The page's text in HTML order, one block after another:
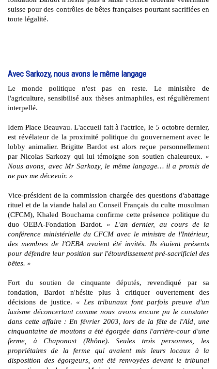
suisse pour des contrôles de bêtes françaises pourtant sacrifiées en
toute légalité.
Avec Sarkozy, nous avons le même langage
Le monde politique n'est pas en reste. Le ministère de
l'agriculture, sensibilisé aux thèses animaphiles, est régulièrement
interpellé.
Idem Place Beauvau. L'accueil fait à l'actrice, le 5 octobre dernier,
est révélateur de la proximité politique du gouvernement avec le
lobby animalier. Brigitte Bardot est alors reçue personnellement
par Nicolas Sarkozy qui lui témoigne son soutien chaleureux. «
Nous avons, avec Mr Sarkozy, le même langage… il a promis de
ne pas me décevoir. »
Vice-président de la commission chargée des questions d'abattage
rituel et de la viande halal au Conseil Français du culte musulman
(CFCM), Khaled Bouchama confirme cette présence politique du
duo OEBA-Fondation Bardot.« L'an dernier, au cours de la
conférence ministérielle du CFCM avec le ministre de l'Intérieur,
des membres de l'OEBA avaient été invités. Ils étaient présents
pour défendre leur position sur l'étourdissement pré-sacrificiel des
bêtes. »
Fort du soutien de cinquante députés, revendiqué par sa
fondation, Bardot n'hésite plus à critiquer ouvertement des
décisions de justice. « Les tribunaux font parfois preuve d'un
laxisme déconcertant comme nous avons encore pu le constater
dans cette affaire : En février 2003, lors de la fête de l'Aïd, une
cinquantaine de moutons a été égorgée dans l'arrière-cour d'une
ferme, à Chaponost (Rhône). Seules trois personnes, les
propriétaires de la ferme qui avaient mis leurs locaux à la
disposition des égorgeurs, ont été renvoyées devant le tribunal